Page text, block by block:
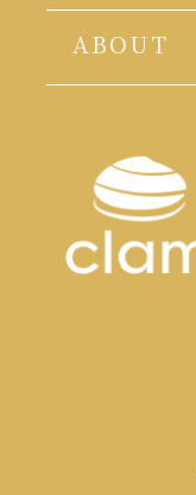
ABOUT